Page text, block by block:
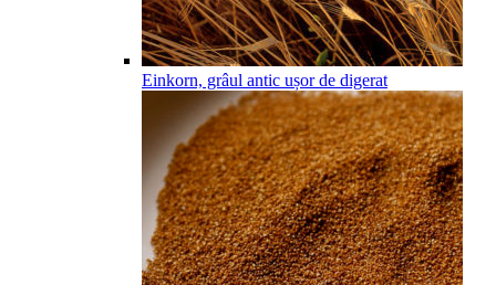
Einkorn, grâul antic ușor de digerat